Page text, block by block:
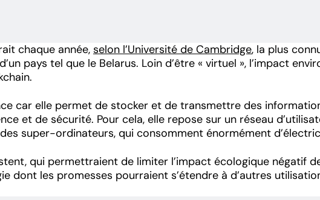
chaque année, selon l’Université de Cambridge, la plus
pays tel que le Belarus. Loin d’être « virtuel », l’impact
car elle permet de stocker et de transmettre des
et de sécurité. Pour cela, elle repose sur un réseau
super-ordinateurs, qui consomment énormément
qui permettraient de limiter l’impact écologique négatif
dont les promesses pourraient s’étendre à d’autres